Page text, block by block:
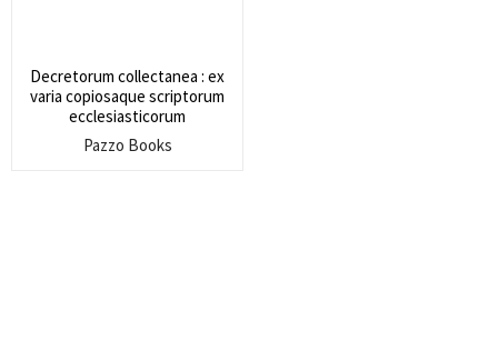
Decretorum collectanea : ex
varia copiosaque scriptorum
ecclesiasticorum
Pazzo Books